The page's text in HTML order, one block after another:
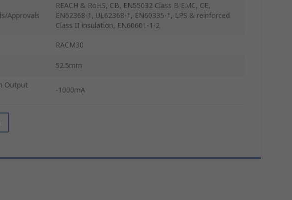
Approvals
REACH & RoHS, CB, EN55032 Class B EMC, CE,
EN62368‑1, UL62368‑1, EN60335‑1, LPS & reinforced
Class II insulation, EN60601‑1‑2
RACM30
52.5mm
Output
-1000mA